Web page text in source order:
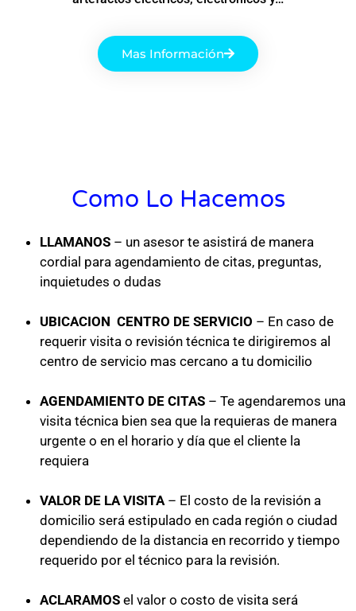
Mas Información
Como Lo Hacemos
LLAMANOS – un asesor te asistirá de manera
cordial para agendamiento de citas, preguntas,
inquietudes o dudas
UBICACION CENTRO DE SERVICIO – En caso de
requerir visita o revisión técnica te dirigiremos al
centro de servicio mas cercano a tu domicilio
AGENDAMIENTO DE CITAS – Te agendaremos una
visita técnica bien sea que la requieras de manera
urgente o en el horario y día que el cliente la
requiera
VALOR DE LA VISITA– El costo de la revisión a
domicilio será estipulado en cada región o ciudad
dependiendo de la distancia en recorrido y tiempo
requerido por el técnico para la revisión.
ACLARAMOS el valor o costo de visita será